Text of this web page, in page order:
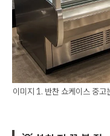
이미지 1. 반찬 쇼케이스 중